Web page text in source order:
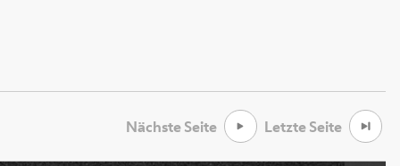
Nächste Seite Letzte Seite